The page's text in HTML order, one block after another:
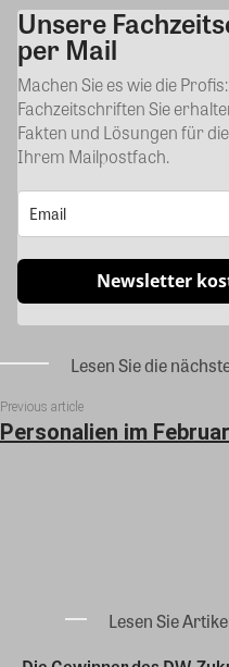
Unsere
per Mail
Machen Sie es wie die
Fachzeitschriften Sie
Fakten und Lösungen für
Ihrem Mailpostfach.
Newsletter
Lesen Sie die
Previous article
Personalien im Februar
Lesen Sie